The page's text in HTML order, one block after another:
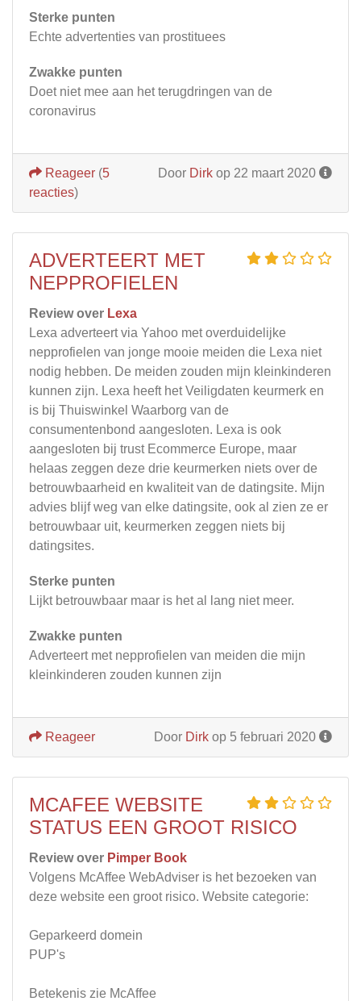
Sterke punten
Echte advertenties van prostituees
Zwakke punten
Doet niet mee aan het terugdringen van de
coronavirus
Door Dirk op 22 maart 2020
Reageer (5
reacties)
ADVERTEERT MET
NEPPROFIELEN
Review over Lexa
Lexa adverteert via Yahoo met overduidelijke
nepprofielen van jonge mooie meiden die Lexa niet
nodig hebben. De meiden zouden mijn kleinkinderen
kunnen zijn. Lexa heeft het Veiligdaten keurmerk en
is bij Thuiswinkel Waarborg van de
consumentenbond aangesloten. Lexa is ook
aangesloten bij trust Ecommerce Europe, maar
helaas zeggen deze drie keurmerken niets over de
betrouwbaarheid en kwaliteit van de datingsite. Mijn
advies blijf weg van elke datingsite, ook al zien ze er
betrouwbaar uit, keurmerken zeggen niets bij
datingsites.
Sterke punten
Lijkt betrouwbaar maar is het al lang niet meer.
Zwakke punten
Adverteert met nepprofielen van meiden die mijn
kleinkinderen zouden kunnen zijn
Door Dirk op 5 februari 2020
Reageer
MCAFEE WEBSITE
STATUS EEN GROOT RISICO
Review over Pimper Book
Volgens McAffee WebAdviser is het bezoeken van
deze website een groot risico. Website categorie:
Geparkeerd domein
PUP's
Betekenis zie McAffee